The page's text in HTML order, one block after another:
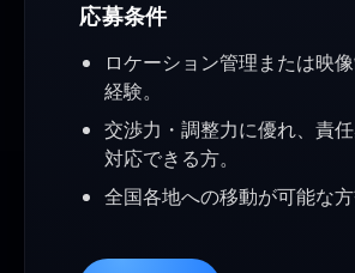
応募条件
ロケーション管理または映
経験。
交渉力・調整力に優れ、責
対応できる方。
全国各地への移動が可能な方